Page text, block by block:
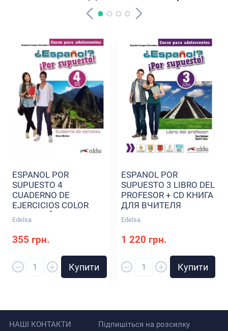
ESPANOL POR
SUPUESTO 4
CUADERNO DE
EJERCICIOS COLOR
РОБОЧИЙ ЗОШИТ
Edelsa
355 грн.
– + Купити
ESPANOL POR
SUPUESTO 3 LIBRO DEL
PROFESOR + CD КНИГА
ДЛЯ ВЧИТЕЛЯ
Edelsa
1 220 грн.
– + Купити
НАШІ КОНТАКТИ Підпишіться на розсилку